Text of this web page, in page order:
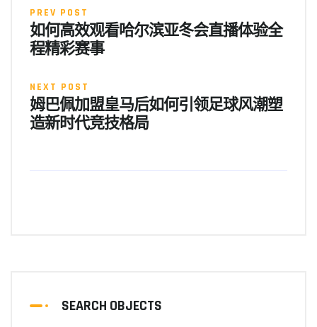
PREV POST
如何高效观看哈尔滨亚冬会直播体验全
程精彩赛事
NEXT POST
姆巴佩加盟皇马后如何引领足球风潮塑
造新时代竞技格局
SEARCH OBJECTS